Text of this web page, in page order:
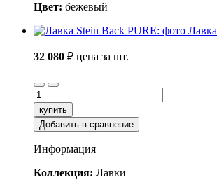
Цвет: бежевый
32 080 ₽ цена за шт.
купить
Добавить в сравнение
Информация
Коллекция: Лавки